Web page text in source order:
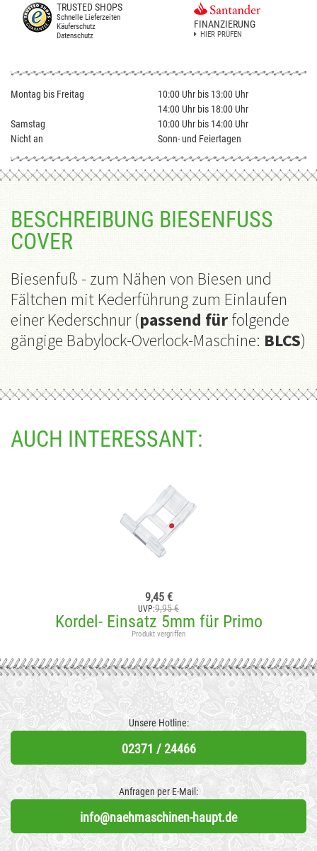
TRUSTED SHOPS
Schnelle Lieferzeiten
Käuferschutz
Datenschutz
FINANZIERUNG
HIER PRÜFEN
Montag bis Freitag
10:00 Uhr bis 13:00 Uhr
14:00 Uhr bis 18:00 Uhr
Samstag
10:00 Uhr bis 14:00 Uhr
Nicht an
Sonn- und Feiertagen
BESCHREIBUNG BIESENFUSS C
OVER
Biesenfuß -zum Nähen von Biesen und
Fältchen mit Kederführung zum Einlaufen
einer Kederschnur(passend fürfolgende
gängige Babylock-Overlock-Maschine: BLCS)
AUCH INTERESSANT:
9,45 €
UVP:9,95 €
Kordel- Einsatz 5mm für Primo
Produkt vergriffen
Unsere Hotline:
02371 / 24466
Anfragen per E-Mail:
info@naehmaschinen-haupt.de